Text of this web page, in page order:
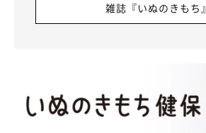
雑誌『いぬのきもち』